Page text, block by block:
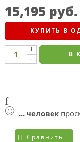
15,195 руб.
КУПИТЬ В
+
-
В
... человек
Сравнить